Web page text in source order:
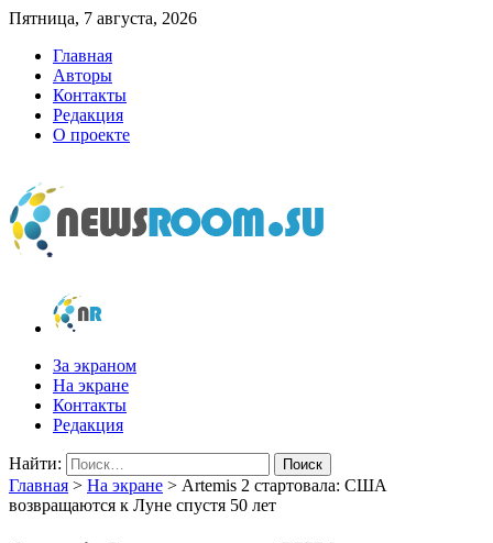
Пятница, 7 августа, 2026
Главная
Авторы
Контакты
Редакция
О проекте
newsroom.su
Новости о новостях
За экраном
На экране
Контакты
Редакция
Найти:
Главная > На экране > Artemis 2 стартовала: США
возвращаются к Луне спустя 50 лет